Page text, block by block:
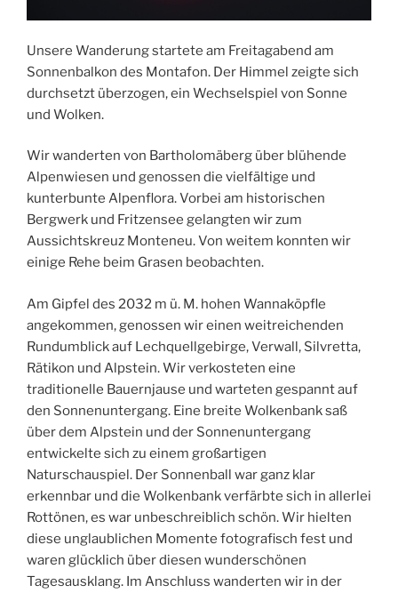
Unsere Wanderung startete am Freitagabend am
Sonnenbalkon des Montafon. Der Himmel zeigte sich
durchsetzt überzogen, ein Wechselspiel von Sonne
und Wolken.
Wir wanderten von Bartholomäberg über blühende
Alpenwiesen und genossen die vielfältige und
kunterbunte Alpenflora. Vorbei am historischen
Bergwerk und Fritzensee gelangten wir zum
Aussichtskreuz Monteneu. Von weitem konnten wir
einige Rehe beim Grasen beobachten.
Am Gipfel des 2032 m ü. M. hohen Wannaköpfle
angekommen, genossen wir einen weitreichenden
Rundumblick auf Lechquellgebirge, Verwall, Silvretta,
Rätikon und Alpstein. Wir verkosteten eine
traditionelle Bauernjause und warteten gespannt auf
den Sonnenuntergang. Eine breite Wolkenbank saß
über dem Alpstein und der Sonnenuntergang
entwickelte sich zu einem großartigen
Naturschauspiel. Der Sonnenball war ganz klar
erkennbar und die Wolkenbank verfärbte sich in allerlei
Rottönen, es war unbeschreiblich schön. Wir hielten
diese unglaublichen Momente fotografisch fest und
waren glücklich über diesen wunderschönen
Tagesausklang. Im Anschluss wanderten wir in der